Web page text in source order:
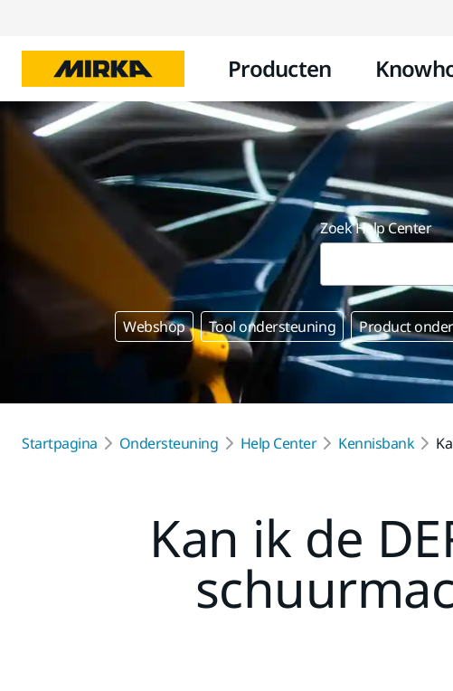
Producten
Zoek Help Center
Webshop Tool ondersteuning Product
Startpagina Ondersteuning Help Center Kennisbank
Kan ik de